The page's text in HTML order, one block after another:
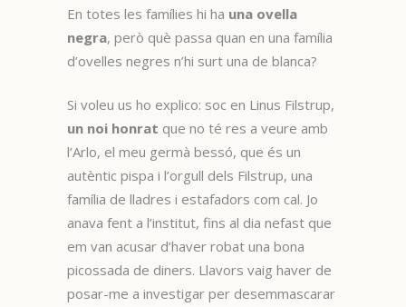
En totes les famílies hi ha una ovella
negra, però què passa quan en una família
d’ovelles negres n’hi surt una de blanca?
Si voleu us ho explico: soc en Linus Filstrup,
un noi honrat que no té res a veure amb
l’Arlo, el meu germà bessó, que és un
autèntic pispa i l’orgull dels Filstrup, una
família de lladres i estafadors com cal. Jo
anava fent a l’institut, fins al dia nefast que
em van acusar d’haver robat una bona
picossada de diners. Llavors vaig haver de
posar-me a investigar per desemmascarar